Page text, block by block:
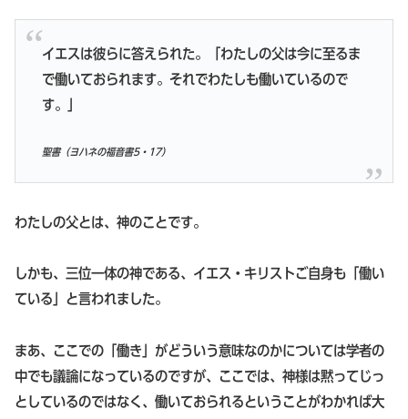
イエスは彼らに答えられた。「わたしの父は今に至るま
で働いておられます。それでわたしも働いているので
す。」
聖書（ヨハネの福音書5・17）
わたしの父とは、神のことです。
しかも、三位一体の神である、イエス・キリストご自身も「働い
ている」と言われました。
まあ、ここでの「働き」がどういう意味なのかについては学者の
中でも議論になっているのですが、ここでは、神様は黙ってじっ
としているのではなく、働いておられるということがわかれば大